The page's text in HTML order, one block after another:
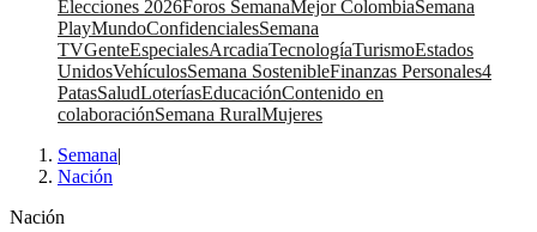
Elecciones 2026Foros SemanaMejor ColombiaSemana
PlayMundoConfidencialesSemana
TVGenteEspecialesArcadiaTecnologíaTurismoEstados
UnidosVehículosSemana SostenibleFinanzas Personales4
PatasSaludLoteríasEducaciónContenido en
colaboraciónSemana RuralMujeres
Semana|
Nación
Nación